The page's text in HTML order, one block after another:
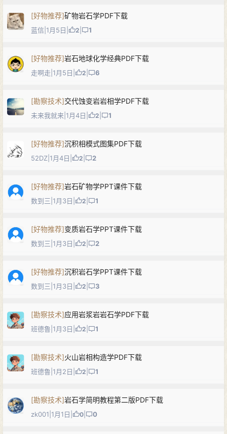
[好物推荐]矿物岩石学PDF下载
蓝信 1月5日 2 1
[好物推荐]岩石地球化学经典PDF下载
走啊走 1月5日 2 6
[勘察技术]交代蚀变岩岩相学PDF下载
未来我就来 1月4日 2 1
[好物推荐]沉积相模式图集PDF下载
52DZ 1月4日 2 2
[好物推荐]岩石矿物学PPT课件下载
数到三 1月3日 2 1
[好物推荐]变质岩石学PPT课件下载
数到三 1月3日 2 2
[好物推荐]沉积岩石学PPT课件下载
数到三 1月3日 2 3
[勘察技术]应用岩浆岩岩石学PDF下载
班德鲁 1月3日 2 1
[勘察技术]火山岩相构造学PDF下载
班德鲁 1月2日 2 1
[勘察技术]岩石学简明教程第二版PDF下载
zk001 1月1日 0 0